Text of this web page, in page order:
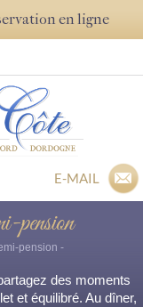
en ligne
E-MAIL
pension -
des moments
et équilibré. Au dîner,